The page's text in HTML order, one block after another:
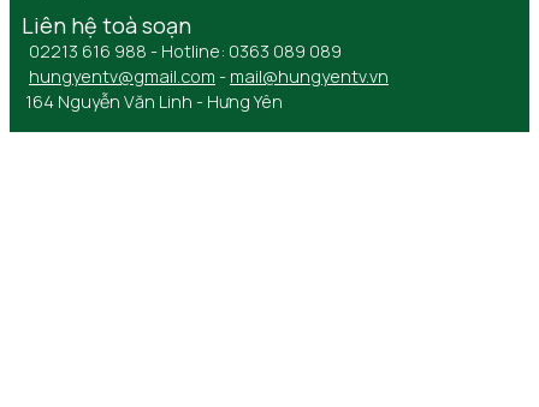
Liên hệ toà soạn
02213 616 988 - Hotline: 0363 089 089
hungyentv@gmail.com - mail@hungyentv.vn
164 Nguyễn Văn Linh - Hưng Yên